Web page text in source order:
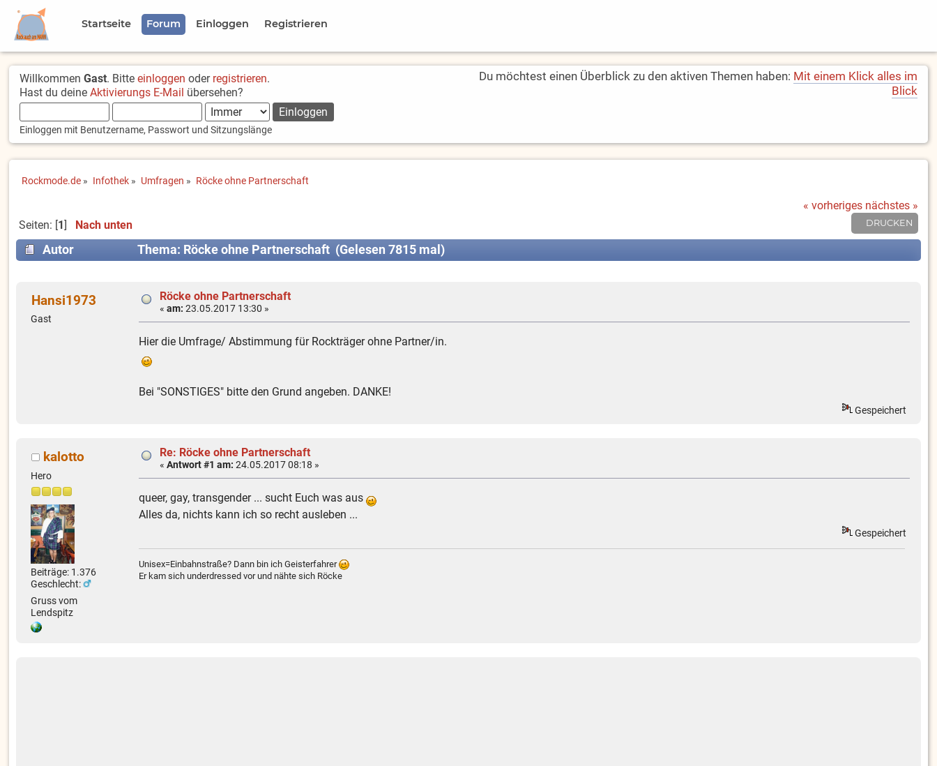
Startseite Forum Einloggen Registrieren
WillkommenGast. Bitteeinloggen oder registrieren.
Hast du deineAktivierungs E-Mail übersehen?
Einloggen mit Benutzername, Passwort und Sitzungslänge
Du möchtest einen Überblick zu den aktiven Themen haben: Mit einem Klick alles im
Blick
Rockmode.de » Infothek » Umfragen » Röcke ohne Partnerschaft
« vorheriges nächstes »
DRUCKEN
Seiten: [1] Nach unten
Autor Thema: Röcke ohne Partnerschaft (Gelesen 7815 mal)
Hansi1973
Gast
Röcke ohne Partnerschaft
«am: 23.05.2017 13:30 »
Hier die Umfrage/ Abstimmung für Rockträger ohne Partner/in.
Bei "SONSTIGES" bitte den Grund angeben. DANKE!
Gespeichert
kalotto
Hero
Beiträge: 1.376
Geschlecht:
Gruss vom
Lendspitz
Re: Röcke ohne Partnerschaft
«Antwort #1 am: 24.05.2017 08:18 »
queer, gay, transgender ... sucht Euch was aus
Alles da, nichts kann ich so recht ausleben ...
Gespeichert
Unisex=Einbahnstraße? Dann bin ich Geisterfahrer
Er kam sich underdressed vor und nähte sich Röcke